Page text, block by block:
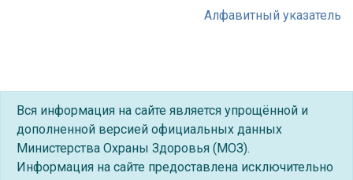
Алфавитный указатель
Вся информация на сайте является упрощённой и
дополненной версией официальных данных
Министерства Охраны Здоровья (МОЗ).
Информация на сайте предоставлена исключительно